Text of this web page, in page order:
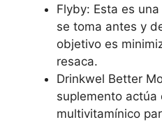
Flyby: Esta es
se toma antes y
objetivo es
resaca.
Drinkwel Better
suplemento actúa
multivitamínico